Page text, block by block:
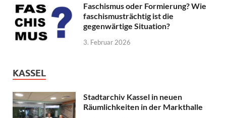
Faschismus oder Formierung? Wie
faschismusträchtig ist die
gegenwärtige Situation?
3. Februar 2026
KASSEL
Stadtarchiv Kassel in neuen
Räumlichkeiten in der Markthalle